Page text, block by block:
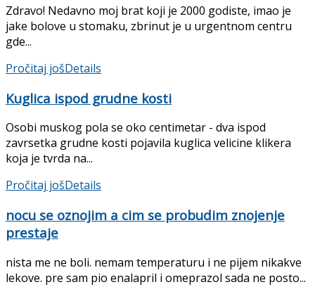
Zdravo! Nedavno moj brat koji je 2000 godiste, imao je
jake bolove u stomaku, zbrinut je u urgentnom centru
gde...
Pročitaj jošDetails
Kuglica ispod grudne kosti
Osobi muskog pola se oko centimetar - dva ispod
zavrsetka grudne kosti pojavila kuglica velicine klikera
koja je tvrda na...
Pročitaj jošDetails
nocu se oznojim a cim se probudim znojenje
prestaje
nista me ne boli. nemam temperaturu i ne pijem nikakve
lekove. pre sam pio enalapril i omeprazol sada ne posto...